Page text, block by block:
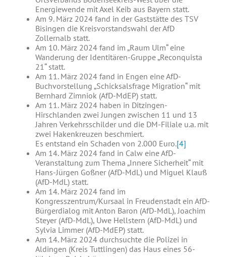
Energiewende mit Axel Keib aus Bayern statt.
Am 9. März 2024 fand in der Gaststätte des TSV
Bisingen die Kreisvorstandswahl der AfD
Zollernalb statt.
Am 10. März 2024 fand im „Raum Ulm“ eine
Wanderung der Identitären-Gruppe „Reconquista
21“ statt.
Am 11. März 2024 fand in Engen eine AfD-
Buchvorstellung „Schicksalsfrage Migration“ mit
Bernhard Zimniok (AfD-MdEP) statt.
Am 11. März 2024 haben in Ditzingen-
Hirschlanden zwei Jungen zwischen 11 und 13
Jahren Verkehrsschilder und die DM-Filiale u.a. mit
zwei Hakenkreuzen beschmiert.
Es entstand ein Schaden von 2.000 Euro.[4]
Am 14. März 2024 fand in Calw eine AfD-
Veranstaltung zum Thema „Innere Sicherheit“ mit
Hans-Jürgen Goßner (AfD-MdL) und Miguel Klauß
(AfD-MdL) statt.
Am 14. März 2024 fand im
Kongresszentrum/Kursaal in Freudenstadt ein AfD-
Bürgerdialog mit Anton Baron (AfD-MdL), Joachim
Steyer (AfD-MdL), Uwe Hellstern (AfD-MdL) und
Sylvia Limmer (AfD-MdEP) statt.
Am 14. März 2024 durchsuchte die Polizei in
Aldingen (Kreis Tuttlingen) das Haus eines 56-